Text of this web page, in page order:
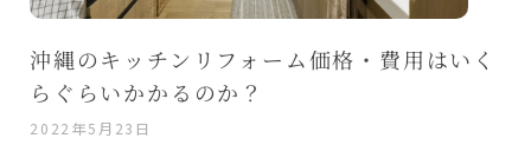
沖縄のキッチンリフォーム価格・費用はいく
らぐらいかかるのか？
2022年5月23日